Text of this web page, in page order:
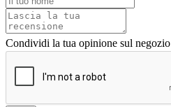
Condividi la tua opinione sul negozio